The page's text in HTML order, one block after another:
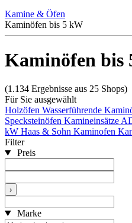
Kamine & Öfen
Kaminöfen bis 5 kW
Kaminöfen bis
(1.134 Ergebnisse aus 25 Shops)
Für Sie ausgewählt
Holzöfen Wasserführende
Specksteinöfen Kamineinsätze
kW Haas & Sohn Kaminofen
Filter
Preis
›
Marke